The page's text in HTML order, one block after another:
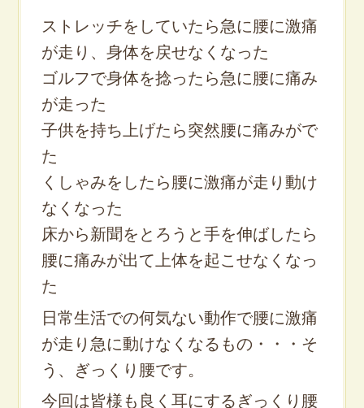
ストレッチをしていたら急に腰に激痛
が走り、身体を戻せなくなった
ゴルフで身体を捻ったら急に腰に痛み
が走った
子供を持ち上げたら突然腰に痛みがで
た
くしゃみをしたら腰に激痛が走り動け
なくなった
床から新聞をとろうと手を伸ばしたら
腰に痛みが出て上体を起こせなくなっ
た
日常生活での何気ない動作で腰に激痛
が走り急に動けなくなるもの・・・そ
う、ぎっくり腰です。
今回は皆様も良く耳にするぎっくり腰